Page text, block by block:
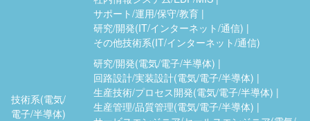
サポート/運用/保守/教育
研究/開発(IT/インターネット/通信)
その他技術系(IT/インターネット/通信)
技術系(電気/
電子/半導体)
研究/開発(電気/電子/半導体)
回路設計/実装設計(電気/電子/半導体)
生産技術/プロセス開発(電気/電子/半導体)
生産管理/品質管理(電気/電子/半導体)